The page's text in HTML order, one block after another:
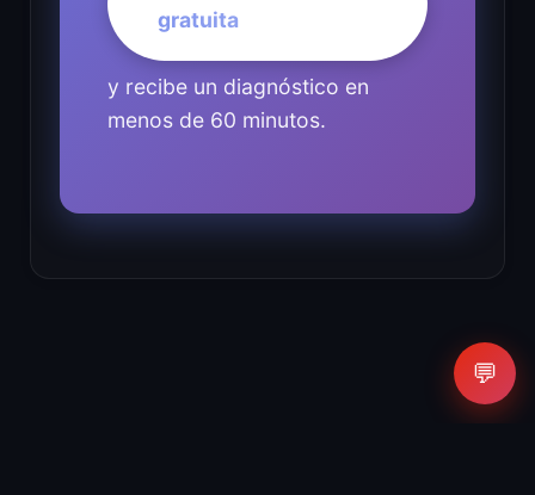
gratuita
y recibe un diagnóstico en
menos de 60 minutos.
💬